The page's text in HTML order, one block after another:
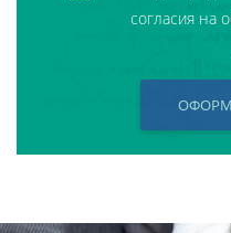
согласия на